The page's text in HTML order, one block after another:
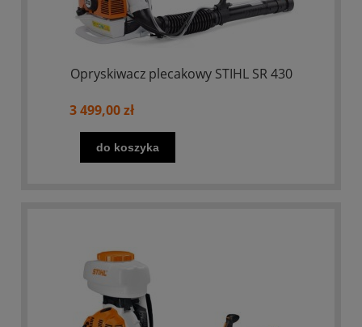
Opryskiwacz plecakowy STIHL SR 430
3 499,00 zł
do koszyka